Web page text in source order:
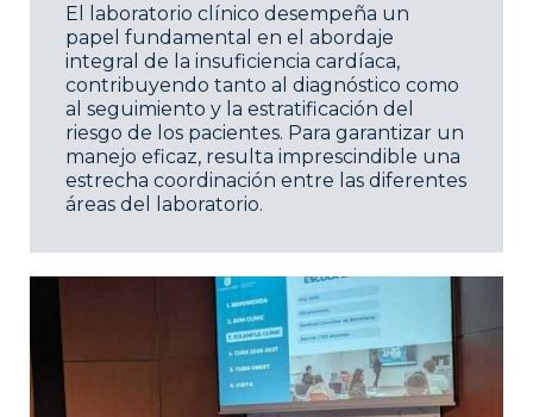
El laboratorio clínico desempeña un
papel fundamental en el abordaje
integral de la insuficiencia cardíaca,
contribuyendo tanto al diagnóstico como
al seguimiento y la estratificación del
riesgo de los pacientes. Para garantizar un
manejo eficaz, resulta imprescindible una
estrecha coordinación entre las diferentes
áreas del laboratorio.